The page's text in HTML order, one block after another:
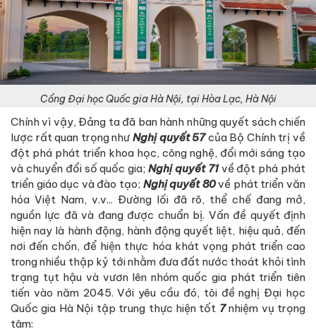
Cổng Đại học Quốc gia Hà Nội, tại Hòa Lạc, Hà Nội
Chính vì vậy, Đảng ta đã ban hành những quyết sách chiến
lược rất quan trọng như Nghị quyết 57của Bộ Chính trị về
đột phá phát triển khoa học, công nghệ, đổi mới sáng tạo
và chuyển đổi số quốc gia; Nghị quyết 71về đột phá phát
triển giáo dục và đào tạo; Nghị quyết 80về phát triển văn
hóa Việt Nam, v.v... Đường lối đã rõ, thể chế đang mở,
nguồn lực đã và đang được chuẩn bị. Vấn đề quyết định
hiện nay là hành động, hành động quyết liệt, hiệu quả, đến
nơi đến chốn, để hiện thực hóa khát vọng phát triển cao
trong nhiều thập kỷ tới nhằm đưa đất nước thoát khỏi tình
trạng tụt hậu và vươn lên nhóm quốc gia phát triển tiên
tiến vào năm 2045. Với yêu cầu đó, tôi đề nghị Đại học
Quốc gia Hà Nội tập trung thực hiện tốt 7nhiệm vụ trọng
tâm: